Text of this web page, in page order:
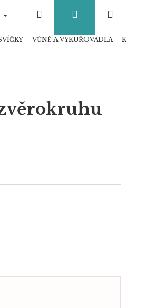
VŮNĚ A VYKUŘOVADLA
Hledat Přihlášení
košík